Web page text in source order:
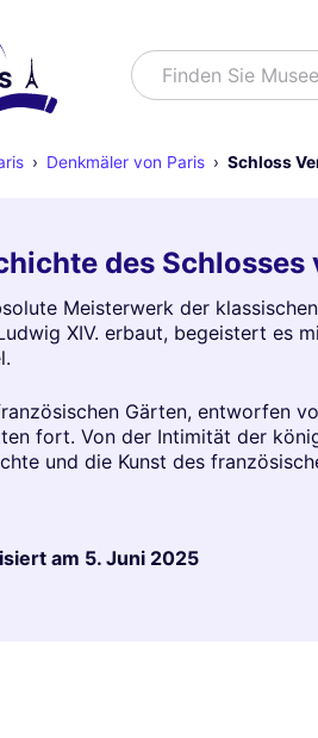
SuchenFinden Sie
Denkmäler von Paris Schloss
des Schlosses
Meisterwerk der
XIV. erbaut, begeistert es
Gärten, entworfen
fort. Von der Intimität der
und die Kunst des
am 5. Juni 2025